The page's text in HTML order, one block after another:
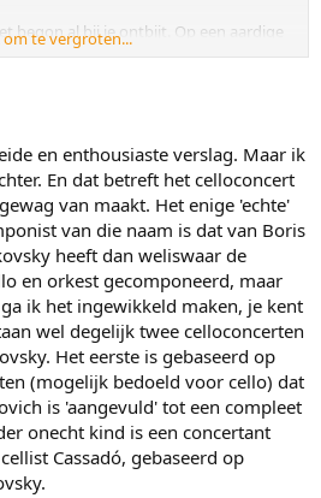
begon al bij je ontbijt. Op een aardige
en in de oude binnenstad van
haas naar de leslocatie aan de rand van
ochtend actief met je groep.
dan onder andere één van onze
speelde in een pianokwartet (nr 1 in G)
Daar kon je ook lunchen en
naar de leslocatie voor de
met één van de docenten. Dat
nog een docent die je wat vaker
concert. Op de eerste dag
familieconcert van het Cello8tet. Die
voor kinderen in de
geleid door twee cellodocenten.
een concert uit met muziek van het
het publiek in de voormalige
Het was ook heel mooi hoe ze
ineens heel onopvallend
Dat intense van het acoustische gaat
om te vergroten...
en enthousiaste verslag. Maar ik
En dat betreft het celloconcert
van maakt. Het enige 'echte'
van die naam is dat van Boris
heeft dan weliswaar de
en orkest gecomponeerd, maar
ik het ingewikkeld maken, je kent
wel degelijk twee celloconcerten
Het eerste is gebaseerd op
(mogelijk bedoeld voor cello) dat
is 'aangevuld' tot een compleet
onecht kind is een concertant
Cassadó, gebaseerd op